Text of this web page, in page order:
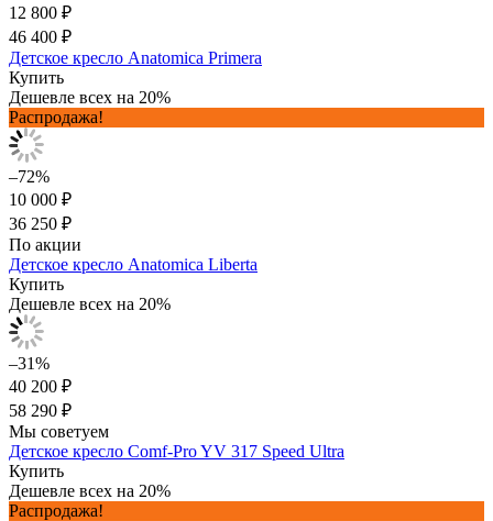
12 800 ₽
46 400 ₽
Детское кресло Anatomica Primera
Купить
Дешевле всех на 20%
Распродажа!
–72%
10 000 ₽
36 250 ₽
По акции
Детское кресло Anatomica Liberta
Купить
Дешевле всех на 20%
–31%
40 200 ₽
58 290 ₽
Мы советуем
Детское кресло Comf-Pro YV 317 Speed Ultra
Купить
Дешевле всех на 20%
Распродажа!